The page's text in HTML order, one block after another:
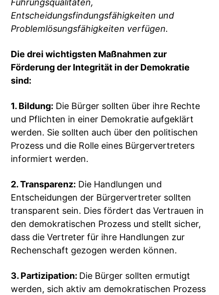
Führungsqualitäten,
Entscheidungsfindungsfähigkeiten und
Problemlösungsfähigkeiten verfügen.
Die drei wichtigsten Maßnahmen zur
Förderung der Integrität in der Demokratie
sind:
1. Bildung: Die Bürger sollten über ihre Rechte
und Pflichten in einer Demokratie aufgeklärt
werden. Sie sollten auch über den politischen
Prozess und die Rolle eines Bürgervertreters
informiert werden.
2. Transparenz: Die Handlungen und
Entscheidungen der Bürgervertreter sollten
transparent sein. Dies fördert das Vertrauen in
den demokratischen Prozess und stellt sicher,
dass die Vertreter für ihre Handlungen zur
Rechenschaft gezogen werden können.
3. Partizipation: Die Bürger sollten ermutigt
werden, sich aktiv am demokratischen Prozess